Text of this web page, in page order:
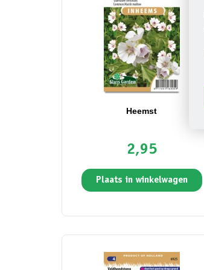
Heemst
2,95
Plaats in winkelwagen